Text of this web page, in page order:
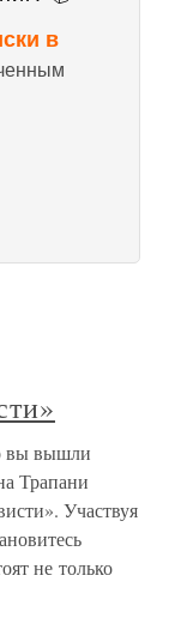
в
вы вышли
Трапани
Участвуя
не только